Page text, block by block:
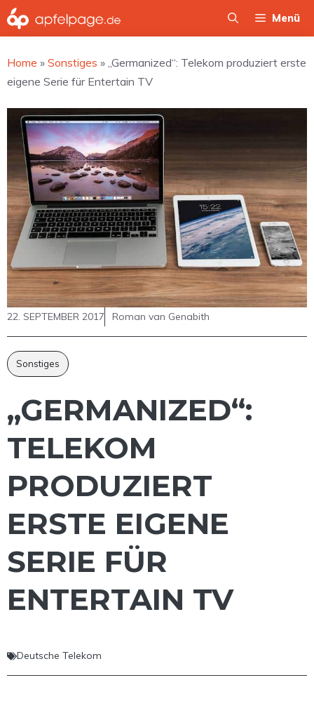
Zum
Inhalt
Menü
Home » Sonstiges » „Germanized“: Telekom produziert erste
eigene Serie für Entertain TV
22. SEPTEMBER 2017 Roman van Genabith
Sonstiges
„GERMANIZED“:
TELEKOM
PRODUZIERT
ERSTE EIGENE
SERIE FÜR
ENTERTAIN TV
Deutsche Telekom